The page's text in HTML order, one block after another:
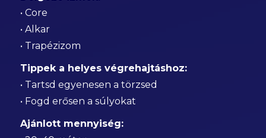
• Core
• Alkar
• Trapézizom
Tippek a helyes végrehajtáshoz:
• Tartsd egyenesen a törzsed
• Fogd erősen a súlyokat
Ajánlott mennyiség: